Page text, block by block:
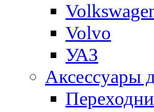
Volvo
УАЗ
Аксессуары